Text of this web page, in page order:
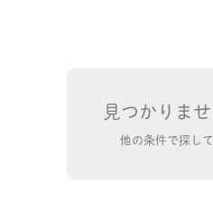
見つかりませ
他の条件で探し